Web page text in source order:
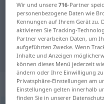
Deutsch-
"Prozess"
"Prozess"
„Prozess“:
Wir und unsere716-Partner
personenbezogene Daten wie
Kennungen auf Ihrem Gerät zu.
aktivieren Sie Tracking-
Partner verarbeiten Daten, um
aufgeführten Zwecke. Wenn
Inhalte und Anzeigen
können dieses Menü jederzeit
ändern oder Ihre Einwilligung
Privatsphäre-Einstellungen am
Einstellungen gelten innerhalb
finden Sie in unserer